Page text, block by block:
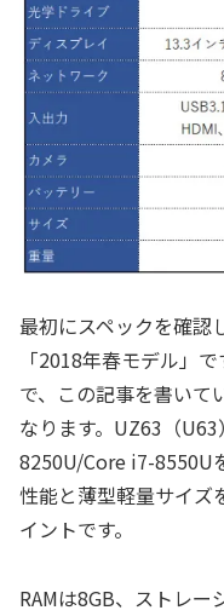
最初にスペックを確認
「2018年春モデル」
で、この記事を書いて
なります。UZ63（
8250U/Core i7-8550U
性能と薄型軽量サイズ
イントです。
RAMは8GB、ストレー